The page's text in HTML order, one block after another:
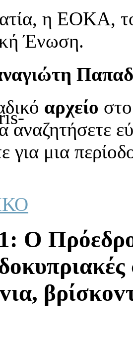
η ΕΟΚΑ,
Ένωση.
αρχείο
αναζητήσετε
για μια
Ο